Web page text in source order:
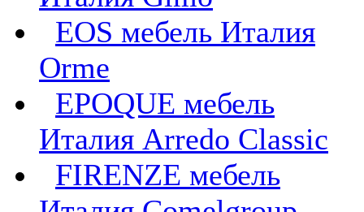
EOS мебель Италия
Orme
EPOQUE мебель
Италия Arredo Classic
FIRENZE мебель